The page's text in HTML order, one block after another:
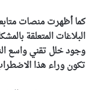
كما أظهرت منصات
البلاغات المتعلقة
وجود خلل تقني واسع
تكون وراء هذا